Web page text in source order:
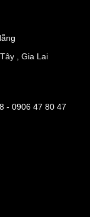
, Gia Lai
- 0906 47 80 47